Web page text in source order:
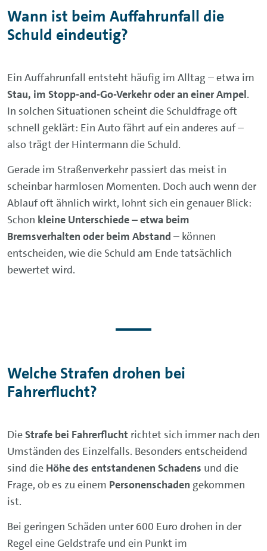
Wann ist beim Auffahrunfall die
Schuld eindeutig?
Ein Auffahrunfall entsteht häufig im Alltag – etwa im
Stau, im Stopp-and-Go-Verkehr oder an einer Ampel.
In solchen Situationen scheint die Schuldfrage oft
schnell geklärt: Ein Auto fährt auf ein anderes auf –
also trägt der Hintermann die Schuld.
Gerade im Straßenverkehr passiert das meist in
scheinbar harmlosen Momenten. Doch auch wenn der
Ablauf oft ähnlich wirkt, lohnt sich ein genauer Blick:
Schon kleine Unterschiede – etwa beim
Bremsverhalten oder beim Abstand – können
entscheiden, wie die Schuld am Ende tatsächlich
bewertet wird.
Welche Strafen drohen bei
Fahrerflucht?
DieStrafe bei Fahrerflucht richtet sich immer nach den
Umständen des Einzelfalls. Besonders entscheidend
sind die Höhe des entstandenen Schadens und die
Frage, ob es zu einem Personenschaden gekommen
ist.
Bei geringen Schäden unter 600 Euro drohen in der
Regel eine Geldstrafe und ein Punkt im